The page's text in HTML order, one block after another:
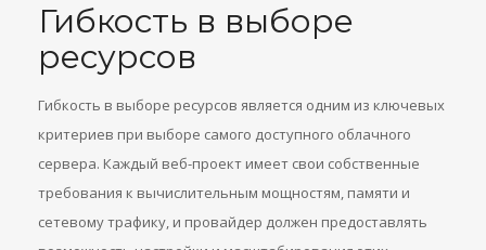
Гибкость в выборе
ресурсов
Гибкость в выборе ресурсов является одним из ключевых
критериев при выборе самого доступного облачного
сервера. Каждый веб-проект имеет свои собственные
требования к вычислительным мощностям, памяти и
сетевому трафику, и провайдер должен предоставлять